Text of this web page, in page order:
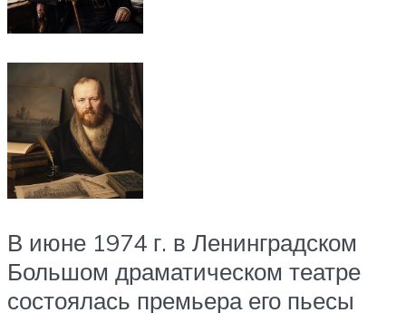
В июне 1974 г. в Ленинградском
Большом драматическом театре
состоялась премьера его пьесы